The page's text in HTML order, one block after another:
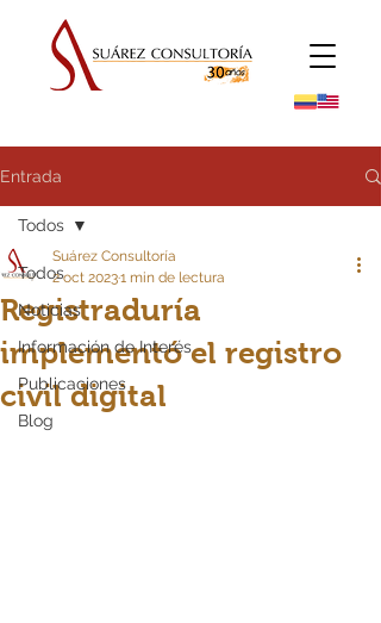
Entrada
Todos
Noticias
Información de Interés
Publicaciones
Blog
Todos
Registraduría
implementó el registro
civil digital
Suárez Consultoría
2 oct 20231 min de lectura